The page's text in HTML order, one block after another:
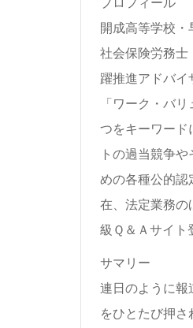
開成高等学校
社会保険労務
躍推進アドバイ
「ワーク・バ
つをキーワー
トの過当競争
めの各種公的
在、法定業務
級Ｑ＆Ａサイト
サマリー
連日のように
をひとたび押